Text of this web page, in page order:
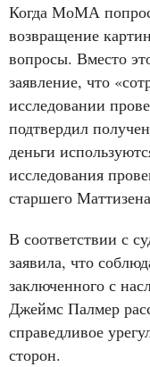
Когда МоМА
возвращение
вопросы. Вместо
заявление, что
исследовании
подтвердил
деньги
исследования
старшего
В соответствии с
заявила, что
заключенного с
Джеймс Палмер
справедливое
сторон.